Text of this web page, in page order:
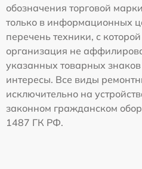
обозначения торговой
только в информационных
перечень техники, с
организация не
указанных товарных
интересы. Все виды
исключительно на
законном гражданском
1487 ГК РФ.